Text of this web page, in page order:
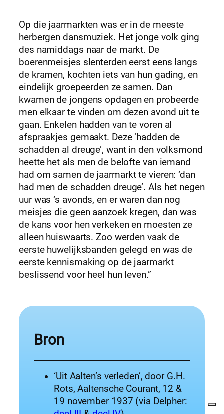
Op die jaarmarkten was er in de meeste
herbergen dansmuziek. Het jonge volk ging
des namiddags naar de markt. De
boerenmeisjes slenterden eerst eens langs
de kramen, kochten iets van hun gading, en
eindelijk groepeerden ze samen. Dan
kwamen de jongens opdagen en probeerde
men elkaar te vinden om dezen avond uit te
gaan. Enkelen hadden van te voren al
afspraakjes gemaakt. Deze ‘hadden de
schadden al dreuge’, want in den volksmond
heette het als men de belofte van iemand
had om samen de jaarmarkt te vieren: ‘dan
had men de schadden dreuge’. Als het negen
uur was ‘s avonds, en er waren dan nog
meisjes die geen aanzoek kregen, dan was
de kans voor hen verkeken en moesten ze
alleen huiswaarts. Zoo werden vaak de
eerste huwelijksbanden gelegd en was de
eerste kennismaking op de jaarmarkt
beslissend voor heel hun leven.”
Bron
‘Uit Aalten’s verleden’, door G.H.
Rots, Aaltensche Courant, 12 &
19 november 1937 (via Delpher: